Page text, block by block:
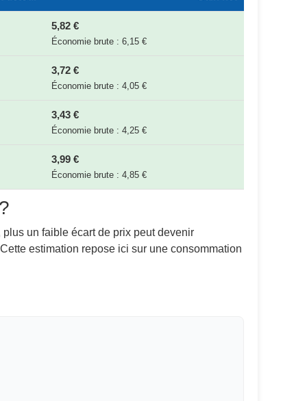
5,82 €
Économie brute : 6,15 €
3,72 €
Économie brute : 4,05 €
3,43 €
Économie brute : 4,25 €
3,99 €
Économie brute : 4,85 €
un faible écart de prix peut devenir
estimation repose ici sur une consommation